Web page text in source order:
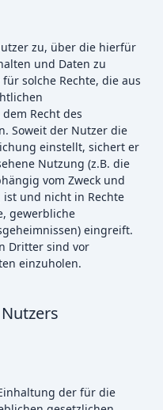
zu, über die hierfür
und Daten zu
solche Rechte, die aus
Recht des
Soweit der Nutzer die
einstellt, sichert er
Nutzung (z.B. die
vom Zweck und
ist und nicht in Rechte
gewerbliche
eingreift.
Dritter sind vor
einzuholen.
der für die